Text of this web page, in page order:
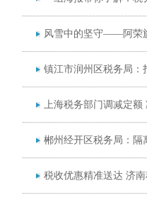
风雪中的坚守——阿荣
镇江市润州区税务局：
上海税务部门调减定额
郴州经开区税务局：隔
税收优惠精准送达 济